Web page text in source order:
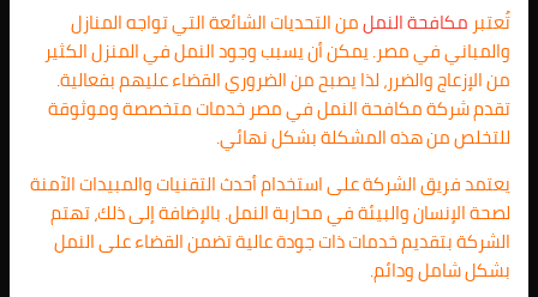
تُعتبر مكافحة النملمن التحديات الشائعة التي تواجه المنازل
والمباني في مصر. يمكن أن يسبب وجود النمل في المنزل الكثير
من الإزعاج والضرر، لذا يصبح من الضروري القضاء عليهم بفعالية.
تقدم شركة مكافحة النمل في مصر خدمات متخصصة وموثوقة
للتخلص من هذه المشكلة بشكل نهائي.
يعتمد فريق الشركة على استخدام أحدث التقنيات والمبيدات الآمنة
لصحة الإنسان والبيئة في محاربة النمل. بالإضافة إلى ذلك، تهتم
الشركة بتقديم خدمات ذات جودة عالية تضمن القضاء على النمل
بشكل شامل ودائم.